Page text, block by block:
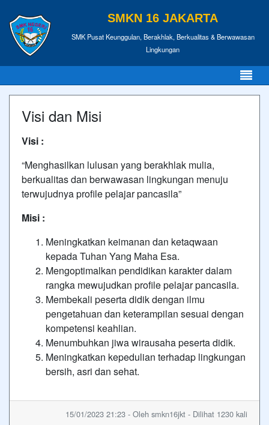
SMKN 16 JAKARTA
SMK Pusat Keunggulan, Berakhlak, Berkualitas & Berwawasan
Lingkungan
Visi dan Misi
Visi :
“Menghasilkan lulusan yang berakhlak mulia,
berkualitas dan berwawasan lingkungan menuju
terwujudnya profile pelajar pancasila”
Misi :
Meningkatkan keimanan dan ketaqwaan
kepada Tuhan Yang Maha Esa.
Mengoptimalkan pendidikan karakter dalam
rangka mewujudkan profile pelajar pancasila.
Membekali peserta didik dengan ilmu
pengetahuan dan keterampilan sesuai dengan
kompetensi keahlian.
Menumbuhkan jiwa wirausaha peserta didik.
Meningkatkan kepedulian terhadap lingkungan
bersih, asri dan sehat.
15/01/2023 21:23 - Oleh smkn16jkt - Dilihat 1230 kali